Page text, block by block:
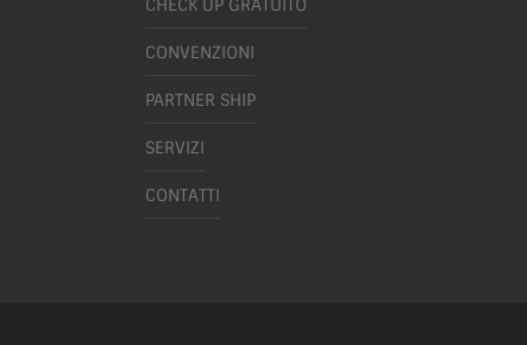
CHECK UP GRATUITO
CONVENZIONI
PARTNER SHIP
SERVIZI
CONTATTI